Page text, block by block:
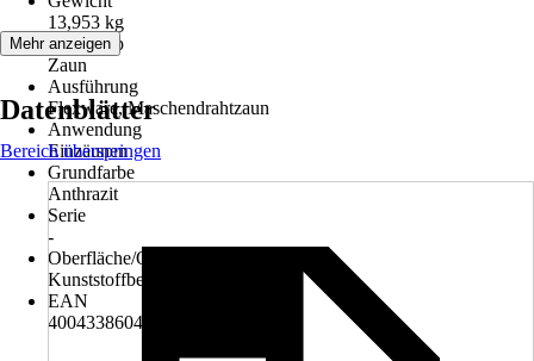
13,953 kg
Artikeltyp
Zaun
Ausführung
Flexware, Maschendrahtzaun
Anwendung
Einzäunen
Grundfarbe
Anthrazit
Serie
-
Oberfläche/Oberflächenbehandlung
Kunststoffbeschichtet
EAN
4004338604677
Mehr anzeigen
Datenblätter
Bereich überspringen